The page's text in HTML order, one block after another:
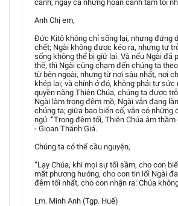
cảnh, ngay cả những hoàn cảnh tăm tối
Anh Chị em,
Đức Kitô không chỉ sống lại, nhưng đứng
chết; Ngài không được kéo ra, nhưng tự
sống không thể bị giữ lại. Và nếu Ngài đã
thế, thì Ngài cũng chạm đến chúng ta
từ bên ngoài, nhưng từ nơi sâu nhất, nơi
khép lại; và chính ở đó, không phải tự sức
quyền năng Thiên Chúa, chúng ta được
Ngài làm trong đêm mồ, Ngài vẫn đang
chúng ta; giữa bao biến cố, vẫn có những
ngủ. “Trong đêm tối, Thiên Chúa âm thầm
- Gioan Thánh Giá.
Chúng ta có thể cầu nguyện,
“Lạy Chúa, khi mọi sự tối sầm, cho con
mất phương hướng, cho con tin lối Ngài
đêm tối nhất, cho con nhận ra: Chúa
Lm. Minh Anh (Tgp. Huế)